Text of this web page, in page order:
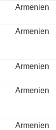
Armenien
Armenien
Armenien
Armenien
Armenien